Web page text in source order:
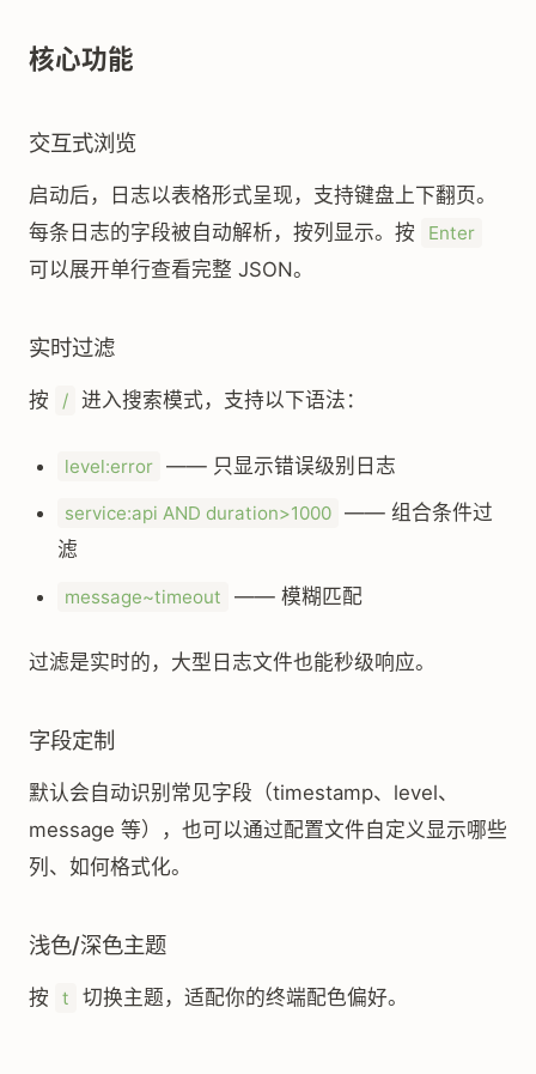
核心功能
交互式浏览
启动后，日志以表格形式呈现，支持键盘上下翻页。
每条日志的字段被自动解析，按列显示。按
Enter
可以展开单行查看完整 JSON。
实时过滤
按 / 进入搜索模式，支持以下语法：
level:error —— 只显示错误级别日志
service:api AND duration>1000 —— 组合条件过
滤
message~timeout —— 模糊匹配
过滤是实时的，大型日志文件也能秒级响应。
字段定制
默认会自动识别常见字段（timestamp、level、
message 等），也可以通过配置文件自定义显示哪些
列、如何格式化。
浅色/深色主题
按 t 切换主题，适配你的终端配色偏好。